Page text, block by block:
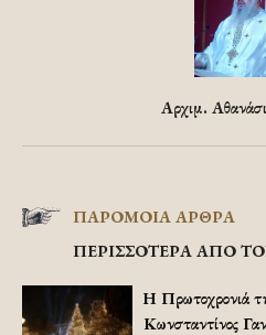
Αρχιμ.
ΠΑΡΟΜΟΙΑ ΑΡΘΡΑ
ΠΕΡΙΣΣΟΤΕΡΑ ΑΠΟ
Η Πρωτοχρονιά
Κωνσταντίνος